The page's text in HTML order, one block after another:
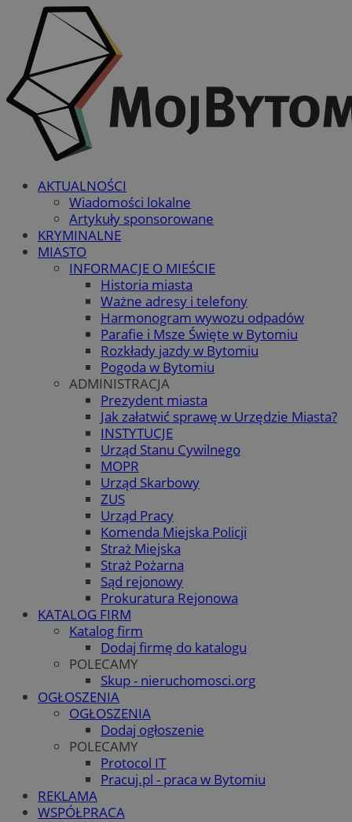
AKTUALNOŚCI
Wiadomości lokalne
Artykuły sponsorowane
KRYMINALNE
MIASTO
INFORMACJE O MIEŚCIE
Historia miasta
Ważne adresy i telefony
Harmonogram wywozu odpadów
Parafie i Msze Święte w Bytomiu
Rozkłady jazdy w Bytomiu
Pogoda w Bytomiu
ADMINISTRACJA
Prezydent miasta
Jak załatwić sprawę w Urzędzie Miasta?
INSTYTUCJE
Urząd Stanu Cywilnego
MOPR
Urząd Skarbowy
ZUS
Urząd Pracy
Komenda Miejska Policji
Straż Miejska
Straż Pożarna
Sąd rejonowy
Prokuratura Rejonowa
KATALOG FIRM
Katalog firm
Dodaj firmę do katalogu
POLECAMY
Skup - nieruchomosci.org
OGŁOSZENIA
OGŁOSZENIA
Dodaj ogłoszenie
POLECAMY
Protocol IT
Pracuj.pl - praca w Bytomiu
REKLAMA
WSPÓŁPRACA